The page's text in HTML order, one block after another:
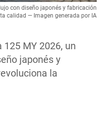
125 MY 2026, un
japonés y
la
con diseño japonés y fabricación
calidad — Imagen generada por IA